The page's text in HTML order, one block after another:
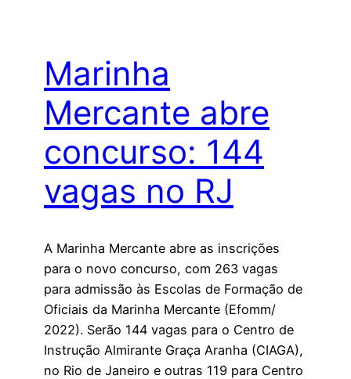
Marinha
Mercante abre
concurso: 144
vagas no RJ
A Marinha Mercante abre as inscrições
para o novo concurso, com 263 vagas
para admissão às Escolas de Formação de
Oficiais da Marinha Mercante (Efomm/
2022). Serão 144 vagas para o Centro de
Instrução Almirante Graça Aranha (CIAGA),
no Rio de Janeiro e outras 119 para Centro